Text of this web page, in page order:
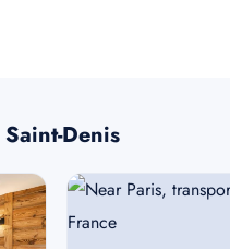
Denis